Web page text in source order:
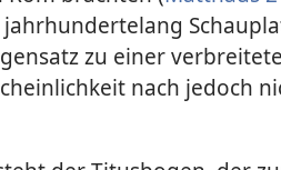
jahrhundertelang
zu einer
nach jedoch